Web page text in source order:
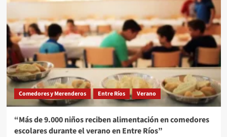
centralización
de
los
desayunos
escolares
en
Entre
Ríos
Comedores y Merenderos Entre Ríos Verano
“Más de 9.000 niños reciben alimentación en comedores
escolares durante el verano en Entre Ríos”